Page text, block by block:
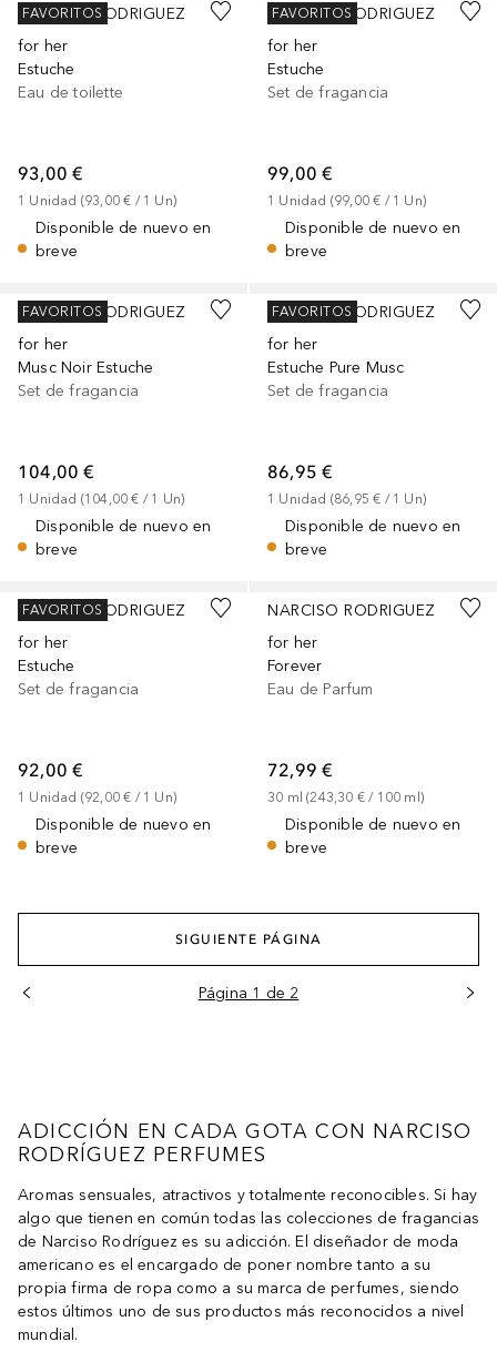
NARCISO RODRIGUEZ
for her
Estuche
Eau de toilette
93,00 €
1 Unidad (93,00 € / 1 Un)
Disponible de nuevo en
breve
FAVORITOS
NARCISO RODRIGUEZ
for her
Estuche
Set de fragancia
99,00 €
1 Unidad (99,00 € / 1 Un)
Disponible de nuevo en
breve
FAVORITOS
NARCISO RODRIGUEZ
for her
Musc Noir Estuche
Set de fragancia
104,00 €
1 Unidad (104,00 € / 1 Un)
Disponible de nuevo en
breve
FAVORITOS
NARCISO RODRIGUEZ
for her
Estuche Pure Musc
Set de fragancia
86,95 €
1 Unidad (86,95 € / 1 Un)
Disponible de nuevo en
breve
FAVORITOS
NARCISO RODRIGUEZ
for her
Estuche
Set de fragancia
92,00 €
1 Unidad (92,00 € / 1 Un)
Disponible de nuevo en
breve
FAVORITOS
NARCISO RODRIGUEZ
for her
Forever
Eau de Parfum
72,99 €
30 ml (243,30 € / 100 ml )
Disponible de nuevo en
breve
SIGUIENTE PÁGINA
Página 1 de 2
ADICCIÓN EN CADA GOTA CON NARCISO
RODRÍGUEZ PERFUMES
Aromas sensuales, atractivos y totalmente reconocibles. Si hay
algo que tienen en común todas las colecciones de fragancias
de Narciso Rodríguez es su adicción. El diseñador de moda
americano es el encargado de poner nombre tanto a su
propia firma de ropa como a su marca de perfumes, siendo
estos últimos uno de sus productos más reconocidos a nivel
mundial.